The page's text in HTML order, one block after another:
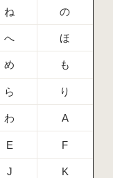
ね の
へ ほ
め も
ら り
わ A
E F
J K